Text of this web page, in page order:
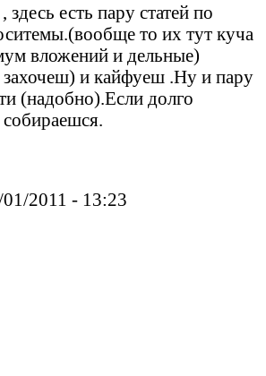
есть пару статей по
то их тут куча
вложений и дельные)
и кайфуеш .Ну и пару
(надобно).Если долго
2011 - 13:23